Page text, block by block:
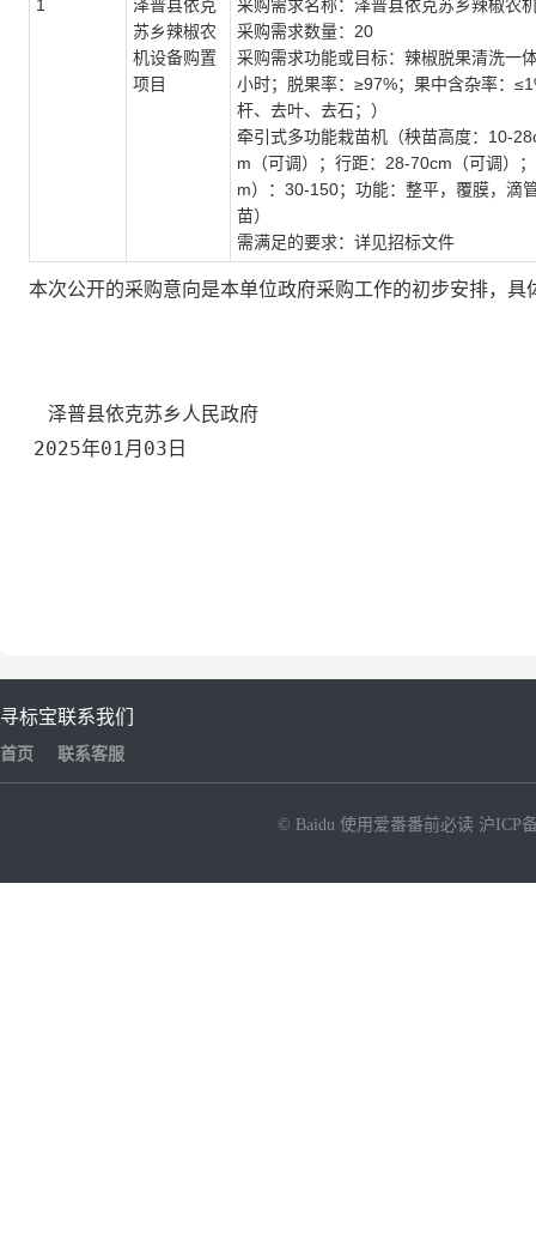
1
泽普县依克
苏乡辣椒农
机设备购置
项目
采购需求名称：泽普县依克苏乡辣椒农
采购需求数量：20
采购需求功能或目标：辣椒脱果清洗一
小时；脱果率：≥97%；果中含杂率：
杆、去叶、去石；）
牵引式多功能栽苗机（秧苗高度：10-
m（可调）；行距：28-70cm（可调）
m）：30-150；功能：整平，覆膜，滴
苗）
需满足的要求：详见招标文件
本次公开的采购意向是本单位政府采购工作的初步安排，
泽普县依克苏乡人民政府
2025年01月03日
寻标宝
首页
联系我们
联系客服
© Baidu 使用爱番番前必读 沪ICP